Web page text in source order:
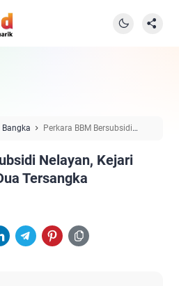
Bangka
Perkara BBM Bersubsidi
Nelayan, Kejari
Tersangka